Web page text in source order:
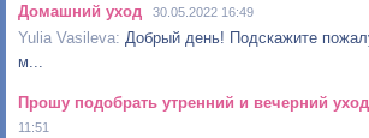
Домашний уход 30.05.2022 16:49
Добрый день! Подскажите
м...
Прошу подобрать утренний и вечерний
11:51